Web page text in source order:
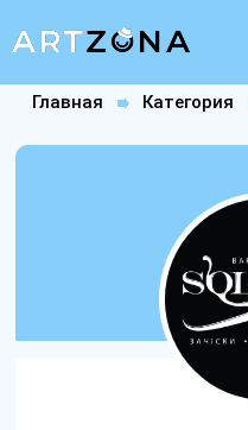
Главная Категория